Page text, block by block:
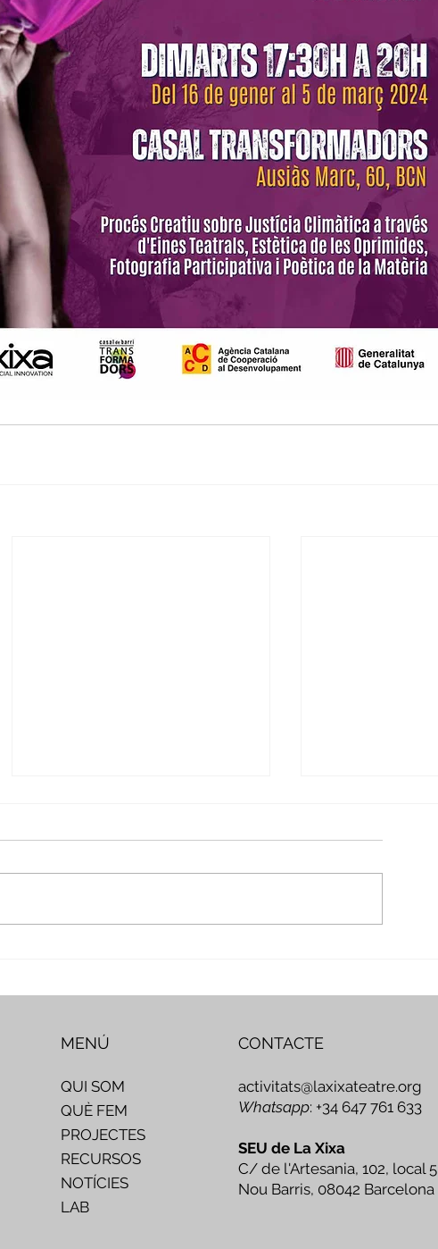
QUI SOM
QUÈ FEM
PROJECTES
RECURSOS
NOTÍCIES
LAB
MENÚ CONTACTE
activitats@laxixateatre.org
Whatsapp: +34 647 761 633
SEU de La Xixa
C/ de l'Artesania, 102, local 5
Nou Barris, 08042 Barcelona